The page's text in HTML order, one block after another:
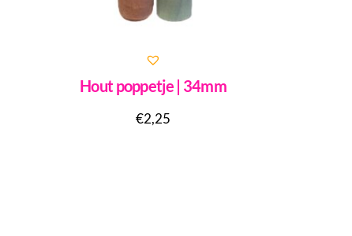
Hout poppetje | 34mm
€2,25